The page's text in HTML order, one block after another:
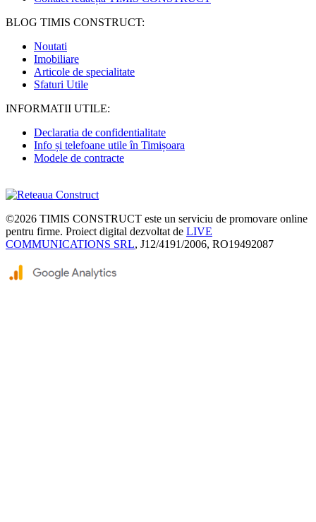
BLOG TIMIS CONSTRUCT:
Noutati
Imobiliare
Articole de specialitate
Sfaturi Utile
INFORMATII UTILE:
Declaratia de confidentialitate
Info și telefoane utile în Timișoara
Modele de contracte
©2026 TIMIS CONSTRUCT este un serviciu de promovare online
pentru firme. Proiect digital dezvoltat de LIVE
COMMUNICATIONS SRL, J12/4191/2006, RO19492087